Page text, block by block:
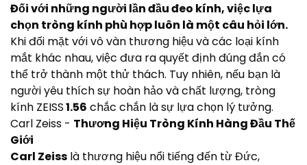
Đối với những người lần đầu đeo kính, việc lựa
chọn tròng kính phù hợp luôn là một câu hỏi lớn.
Khi đối mặt với vô vàn thương hiệu và các loại kính
mắt khác nhau, việc đưa ra quyết định đúng đắn có
thể trở thành một thử thách. Tuy nhiên, nếu bạn là
người yêu thích sự hoàn hảo và chất lượng, tròng
kính ZEISS1.56 chắc chắn là sự lựa chọn lý tưởng.
Carl Zeiss - Thương Hiệu Tròng Kính Hàng Đầu Thế
Giới
Carl Zeiss là thương hiệu nổi tiếng đến từ Đức,